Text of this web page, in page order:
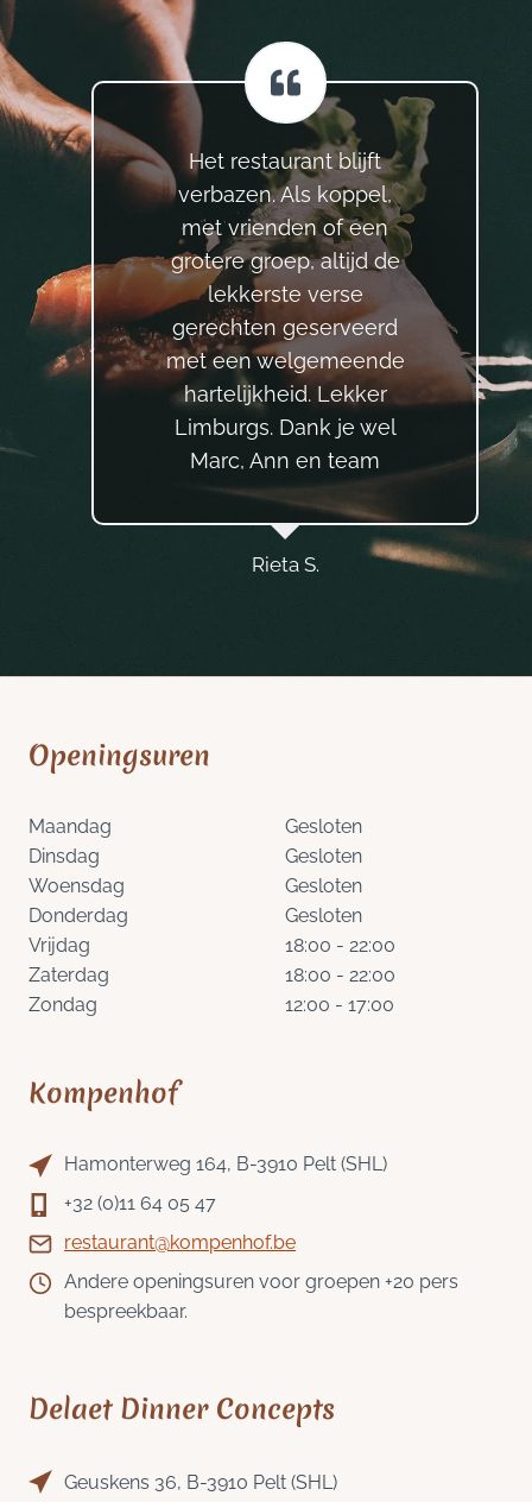
Het restaurant blijft
verbazen. Als koppel,
met vrienden of een
grotere groep, altijd de
lekkerste verse
gerechten geserveerd
met een welgemeende
hartelijkheid. Lekker
Limburgs. Dank je wel
Marc, Ann en team
Rieta S.
Openingsuren
Maandag
Dinsdag
Woensdag
Donderdag
Vrijdag
Zaterdag
Zondag
Gesloten
Gesloten
Gesloten
Gesloten
18:00 - 22:00
18:00 - 22:00
12:00 - 17:00
Kompenhof
Hamonterweg 164, B-3910 Pelt (SHL)
+32 (0)11 64 05 47
restaurant@kompenhof.be
Andere openingsuren voor groepen +20 pers
bespreekbaar.
Delaet Dinner Concepts
Geuskens 36, B-3910 Pelt (SHL)